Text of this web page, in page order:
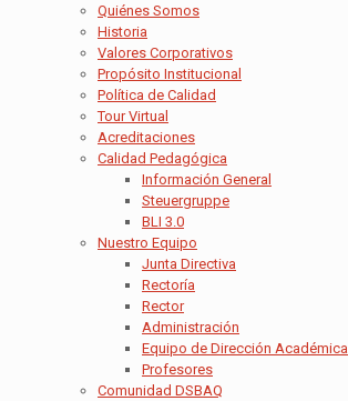
Quiénes Somos
Historia
Valores Corporativos
Propósito Institucional
Política de Calidad
Tour Virtual
Acreditaciones
Calidad Pedagógica
Información General
Steuergruppe
BLI 3.0
Nuestro Equipo
Junta Directiva
Rectoría
Rector
Administración
Equipo de Dirección Académica
Profesores
Comunidad DSBAQ